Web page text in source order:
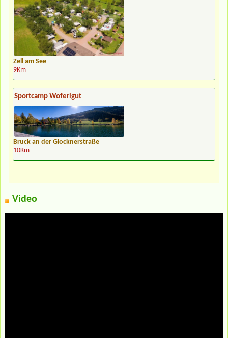
Zell am See
9Km
Sportcamp Woferlgut
Bruck an der Glocknerstraße
10Km
Video